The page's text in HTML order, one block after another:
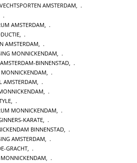
VECHTSPORTEN AMSTERDAM,
AMSTERDAM
AMSTERDAM
MONNICKENDAM
BINNENSTAD
MONNICKENDAM
AMSTERDAM
,
,
MONNICKENDAM,
KARATE,
BINNENSTAD,
AMSTERDAM,
GRACHT,
MONNICKENDAM,